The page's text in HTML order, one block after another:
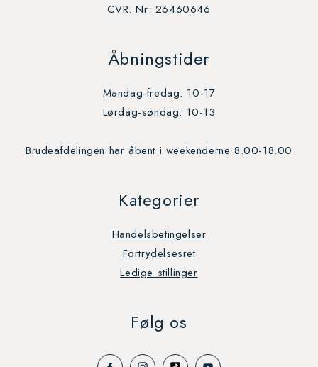
CVR. Nr: 26460646
Åbningstider
Mandag-fredag: 10-17
Lørdag-søndag: 10-13
Brudeafdelingen har åbent i weekenderne 8.00-18.00
Kategorier
Handelsbetingelser
Fortrydelsesret
Ledige stillinger
Følg os